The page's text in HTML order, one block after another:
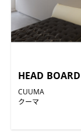
HEAD BOARD
CUUMA
クーマ